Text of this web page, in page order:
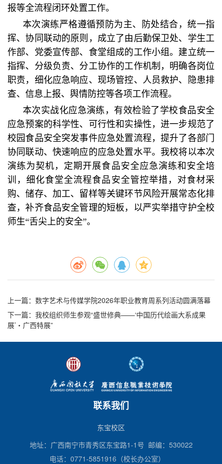
报等全流程闭环处置工作。
本次演练严格遵循预防为主、防处结合，统一指
挥、协同联动的原则，成立了由后勤保卫处、学生工
作部、党委宣传部、食堂组成的工作小组。建立统一
指挥、分级负责、分工协作的工作机制，明确各岗位
职责，细化应急响应、现场管控、人员救护、隐患排
查、信息上报、舆情防控等各项工作流程。
本次实战化应急演练，有效检验了学校食品安全
应急预案的科学性、可行性和实操性，进一步规范了
校园食品安全突发事件应急处置流程，提升了各部门
协同联动、快速响应的应急处置水平。我校将以本次
演练为契机，定期开展食品安全应急演练和安全培
训，细化食堂全流程食品安全管控举措，对食材采
购、储存、加工、留样等关键环节风险开展常态化排
查，补齐食品安全管理的短板，以严实举措守护全校
师生“舌尖上的安全”。
上一篇：数字艺术与传媒学院2026年职业教育周系列活动圆满落幕
下一篇：我校组织师生参观“盛世修典——‘中国历代绘画大系成果
展’・广西特展”
联系我们
东宝校区
地址：广西南宁市青秀区东宝路1-1号 邮编：530022
电话：0771-5851916（校长办公室）